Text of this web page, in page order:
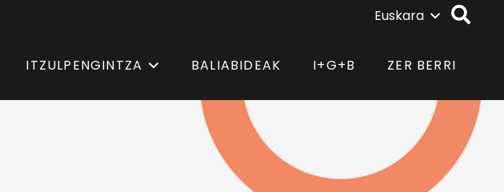
Euskara
ITZULPENGINTZA BALIABIDEAK I+G+B ZER BERRI